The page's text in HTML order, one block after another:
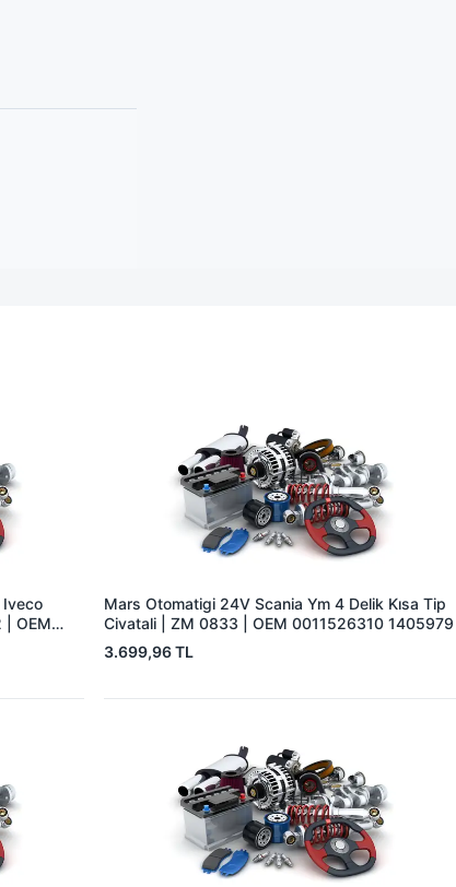
| OEM
Mars Otomatigi 24V Scania Ym 4 Delik Kısa Tip
Civatali | ZM 0833 | OEM 0011526310 1405979
3.699,96 TL